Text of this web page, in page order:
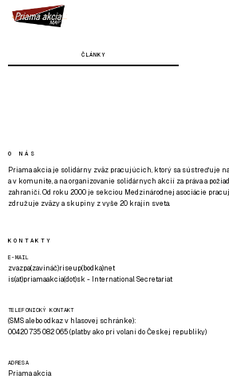
ČLÁNKY
O NÁS
Priama akcia je solidárny zväz pracujúcich, ktorý sa sústreďuje
a v komunite, a na organizovanie solidárnych akcií za práva a
zahraničí. Od roku 2000 je sekciou Medzinárodnej asociácie
združuje zväzy a skupiny z vyše 20 krajín sveta.
KONTAKTY
E-MAIL
zvazpa(zavináč)riseup(bodka)net
is(at)priamaakcia(dot)sk - International Secretariat
TELEFONICKÝ KONTAKT
(SMS alebo odkaz v hlasovej schránke):
00420 735 082 065 (platby ako pri volaní do Českej republiky)
ADRESA
Priama akcia